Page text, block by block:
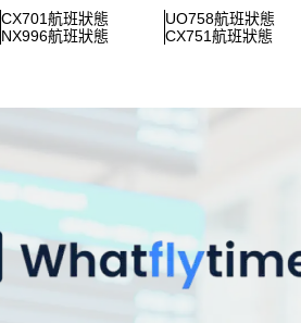
CX701航班狀態 UO758航班狀態
NX996航班狀態 CX751航班狀態